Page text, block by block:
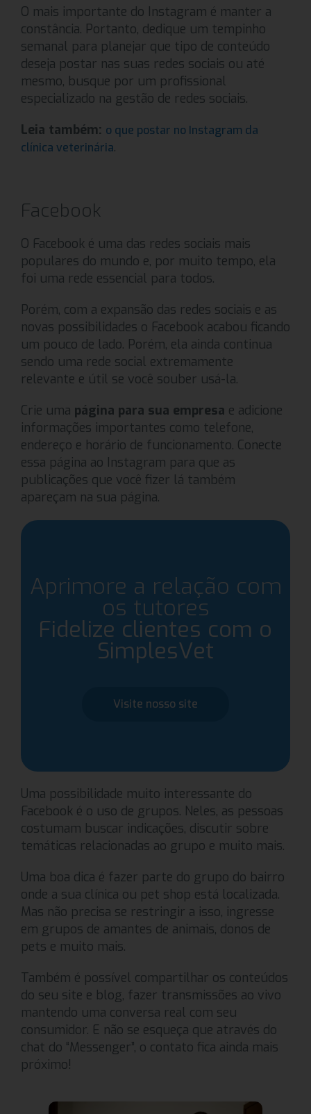
O mais importante do Instagram é manter a
constância. Portanto, dedique um tempinho
semanal para planejar que tipo de conteúdo
deseja postar nas suas redes sociais ou até
mesmo, busque por um profissional
especializado na gestão de redes sociais.
Leia também: o que postar no Instagram da
clínica veterinária.
Facebook
O Facebook é uma das redes sociais mais
populares do mundo e, por muito tempo, ela
foi uma rede essencial para todos.
Porém, com a expansão das redes sociais e as
novas possibilidades o Facebook acabou ficando
um pouco de lado. Porém, ela ainda continua
sendo uma rede social extremamente
relevante e útil se você souber usá-la.
Crie uma página para sua empresa e adicione
informações importantes como telefone,
endereço e horário de funcionamento. Conecte
essa página ao Instagram para que as
publicações que você fizer lá também
apareçam na sua página.
Aprimore a relação com
os tutores
Fidelize clientes com o
SimplesVet
Visite nosso site
Uma possibilidade muito interessante do
Facebook é o uso de grupos. Neles, as pessoas
costumam buscar indicações, discutir sobre
temáticas relacionadas ao grupo e muito mais.
Uma boa dica é fazer parte do grupo do bairro
onde a sua clínica ou pet shop está localizada.
Mas não precisa se restringir a isso, ingresse
em grupos de amantes de animais, donos de
pets e muito mais.
Também é possível compartilhar os conteúdos
do seu site e blog, fazer transmissões ao vivo
mantendo uma conversa real com seu
consumidor. E não se esqueça que através do
chat do “Messenger”, o contato fica ainda mais
próximo!